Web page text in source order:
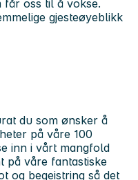
får oss til å vokse.
gjesteøyeblikk
du som ønsker å
på våre 100
inn i vårt mangfold
på våre fantastiske
og begeistring så det